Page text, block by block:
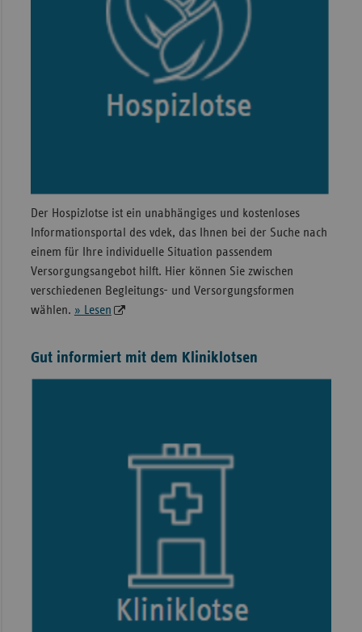
Der Hospizlotse ist ein unabhängiges und kostenloses
Informationsportal des vdek, das Ihnen bei der Suche nach
einem für Ihre individuelle Situation passendem
Versorgungsangebot hilft. Hier können Sie zwischen
verschiedenen Begleitungs- und Versorgungsformen
wählen. » Lesen
Gut informiert mit dem Kliniklotsen